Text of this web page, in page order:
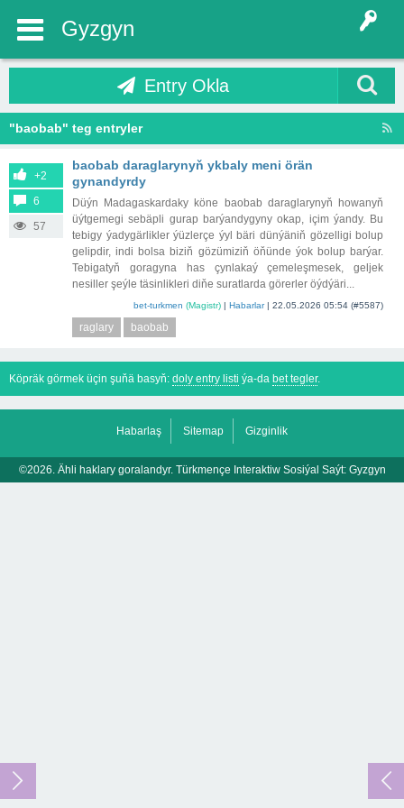
Gyzgyn
Entry Okla
"baobab" teg entryler
+2
6
57
baobab daraglarynyň ykbaly meni örän
gynandyrdy
Düýn Madagaskardaky köne baobab daraglarynyň howanyň
üýtgemegi sebäpli gurap barýandygyny okap, içim ýandy. Bu
tebigy ýadygärlikler ýüzlerçe ýyl bäri dünýäniň gözelligi bolup
gelipdir, indi bolsa biziň gözümiziň öňünde ýok bolup barýar.
Tebigatyň goragyna has çynlakaý çemeleşmesek, geljek
nesiller şeýle täsinlikleri diňe suratlarda görerler öýdýäri...
bet-turkmen (Magistr) |Habarlar| 22.05.2026 05:54 (#5587)
raglary baobab
Köpräk görmek üçin şuňä basyň: doly entry listi ýa-da bet tegler.
Habarlaş Sitemap Gizginlik
©2026. Ähli haklary goralandyr. Türkmençe Interaktiw Sosiýal Saýt: Gyzgyn